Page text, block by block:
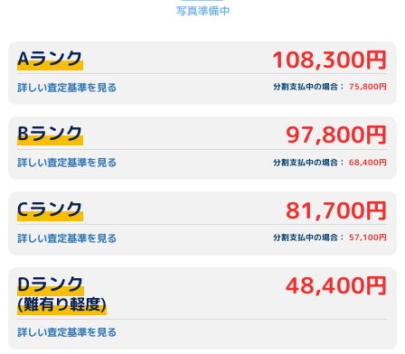
詳しい査定基準を見る
Aランク 108,300円
分割支払中の場合：75,800円
詳しい査定基準を見る
Bランク 97,800円
分割支払中の場合：68,400円
詳しい査定基準を見る
Cランク 81,700円
分割支払中の場合：57,100円
詳しい査定基準を見る
Dランク
(難有り軽度)
48,400円